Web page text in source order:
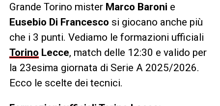
Grande Torino mister Marco Baroni e
Eusebio Di Francesco si giocano anche più
che i 3 punti. Vediamo le formazioni ufficiali
Torino Lecce, match delle 12:30 e valido per
la 23esima giornata di Serie A 2025/2026.
Ecco le scelte dei tecnici.